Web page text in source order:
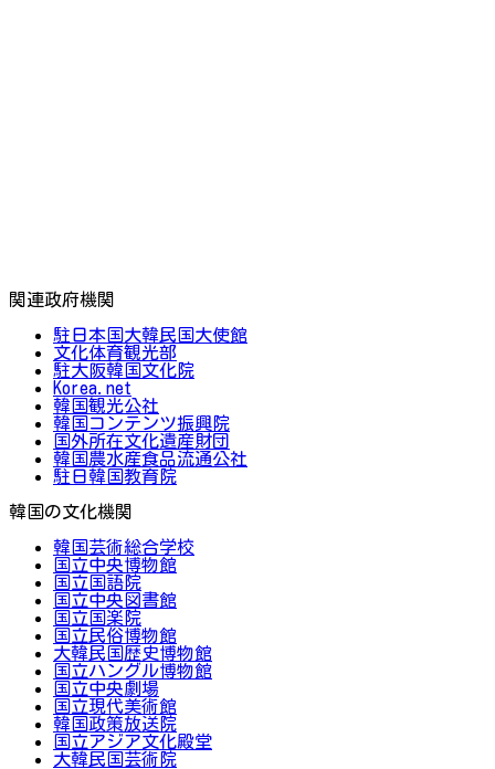
関連政府機関
駐日本国大韓民国大使館
文化体育観光部
駐大阪韓国文化院
Korea.net
韓国観光公社
韓国コンテンツ振興院
国外所在文化遺産財団
韓国農水産食品流通公社
駐日韓国教育院
韓国の文化機関
韓国芸術総合学校
国立中央博物館
国立国語院
国立中央図書館
国立国楽院
国立民俗博物館
大韓民国歴史博物館
国立ハングル博物館
国立中央劇場
国立現代美術館
韓国政策放送院
国立アジア文化殿堂
大韓民国芸術院